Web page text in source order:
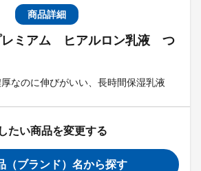
商品詳細
ミアム ヒアルロン乳液 つ
なのに伸びがいい、長時間保湿乳液
たい商品を変更する
（ブランド）名から探す